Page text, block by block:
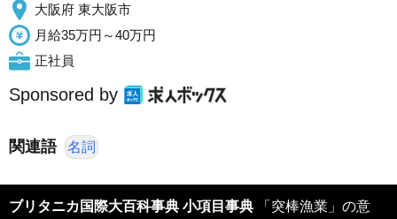
大阪府 東大阪市
月給35万円～40万円
正社員
Sponsored by
関連語 名詞
ブリタニカ国際大百科事典 小項目事典 「突棒漁業」の意